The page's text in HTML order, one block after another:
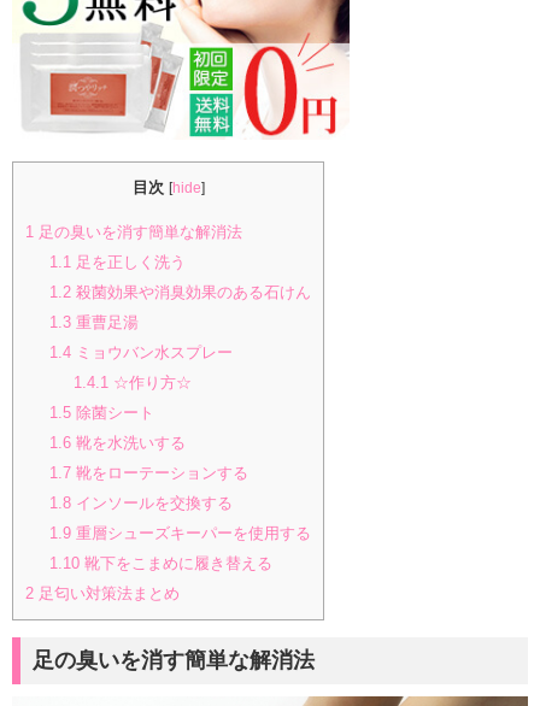
目次 [hide]
1 足の臭いを消す簡単な解消法
1.1 足を正しく洗う
1.2殺菌効果や消臭効果のある石けん
1.3重曹足湯
1.4ミョウバン水スプレー
1.4.1 ☆作り方☆
1.5除菌シート
1.6靴を水洗いする
1.7靴をローテーションする
1.8インソールを交換する
1.9重層シューズキーパーを使用する
1.10靴下をこまめに履き替える
2 足匂い対策法まとめ
足の臭いを消す簡単な解消法